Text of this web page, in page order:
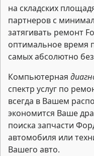
на складских
партнеров с
затягивать ремонт
оптимальное время
самых абсолютно
Компьютерная
спектр услуг по
всегда в Вашем
экономится Ваше
поиска запчасти
автомобиля или
Вашего авто.